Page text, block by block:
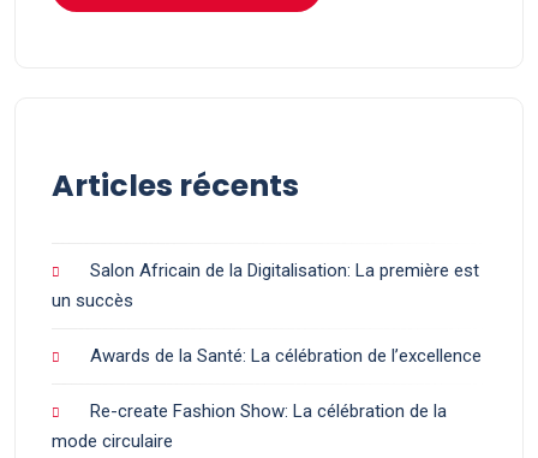
Articles récents
Salon Africain de la Digitalisation: La première est
un succès
Awards de la Santé: La célébration de l’excellence
Re-create Fashion Show: La célébration de la
mode circulaire